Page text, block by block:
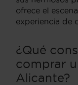
ofrece el
experiencia de
¿Qué
comprar
Alicante?